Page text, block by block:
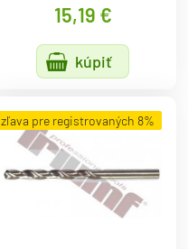
15,19 €
kúpiť
zľava pre registrovaných 8%